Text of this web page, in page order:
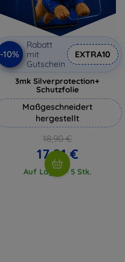
-10%
Rabatt
mit
Gutschein
EXTRA10
3mk Silverprotection+
Schutzfolie
Maßgeschneidert
hergestellt
18,90 €
17,01 €
Auf Lager > 5 Stk.